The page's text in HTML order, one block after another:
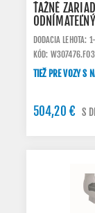
ŤAŽNÉ
DODACIA LEHOTA:
KÓD: W307476.FO3
TIEŽ PRE VOZY S
504,20 € S